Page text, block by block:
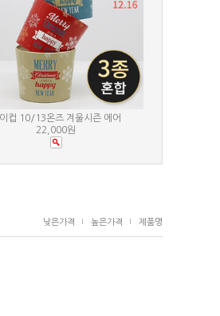
컵 10/13온즈 겨울시즌 에어
22,000원
낮은가격 높은가격 제품명